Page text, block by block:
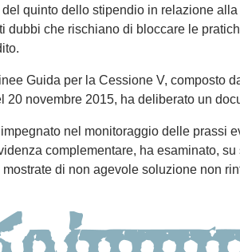
del quinto dello stipendio in relazione
dubbi che rischiano di bloccare le
Guida per la Cessione V, composto
20 novembre 2015, ha deliberato un
impegnato nel monitoraggio delle
complementare, ha esaminato,
di non agevole soluzione non